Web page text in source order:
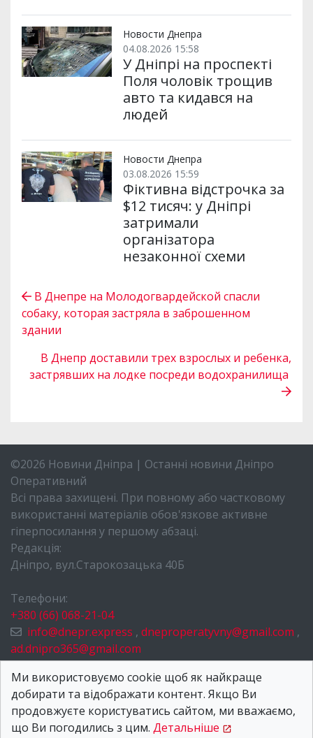
Новости Днепра
04.08.2026 15:58
У Дніпрі на проспекті
Поля чоловік трощив
авто та кидався на
людей
Новости Днепра
03.08.2026 15:59
Фіктивна відстрочка за
$12 тисяч: у Дніпрі
затримали
організатора
незаконної схеми
В Днепре на Молодогвардейской спасли
собаку, которая застряла в заброшенном
здании
В Днепр доставили трех взрослых и ребенка,
застрявших на лодке посреди водохранилища
©2026 Новини Дніпра | Останні новини Дніпро
Оперативний
Всі права захищені. При повному або частковому
використанні матеріалів обов'язкове активне
гіперпосилання у першому абзаці.
Редакція:
Дніпро, вул.Старокозацька 40Б
Телефони:
+380 (66) 068-21-04
info@dnepr.express , dneproperatyvny@gmail.com ,
ad.dnipro365@gmail.com
НОВИНИ ДНІПРА
ПРО НАС
КОНТАКТИ
Ми використовуємо cookie щоб як найкраще
добирати та відображати контент. Якщо Ви
продовжуєте користуватись сайтом, ми вважаємо,
що Ви погодились з цим. Детальніше